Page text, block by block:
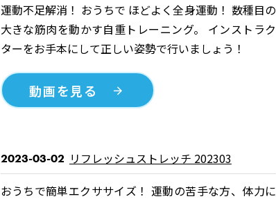
運動不足解消！ おうちで ほどよく全身運動！ 数種目の
大きな筋肉を動かす自重トレーニング。 インストラク
ターをお手本にして正しい姿勢で行いましょう！
動画を見る
2023-03-02 リフレッシュストレッチ 202303
おうちで簡単エクササイズ！ 運動の苦手な方、体力に